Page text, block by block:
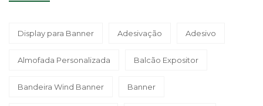
Display para Banner Adesivação Adesivo
Almofada Personalizada Balcão Expositor
Bandeira Wind Banner Banner